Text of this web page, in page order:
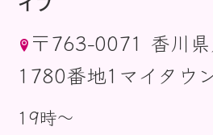
ディスコグ
お知ら
〒763-0071 香川
1780番地1マイタウ
19時〜